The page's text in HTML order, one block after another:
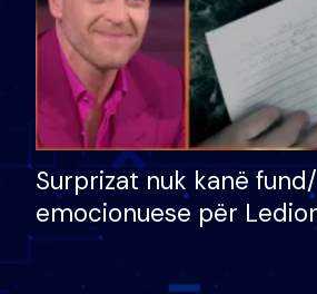
Surprizat nuk kanë
emocionuese për
nëna dhe fëmijët e tij,
nuk i mban dot lotët: